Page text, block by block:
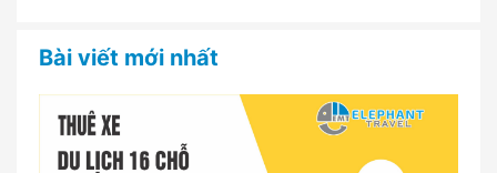
Bài viết mới nhất